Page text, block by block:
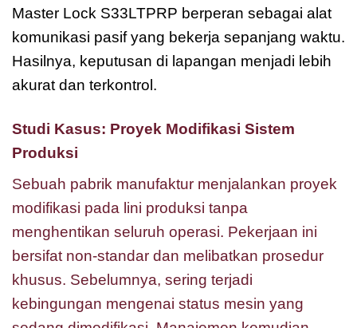
Master Lock S33LTPRP berperan sebagai alat
komunikasi pasif yang bekerja sepanjang waktu.
Hasilnya, keputusan di lapangan menjadi lebih
akurat dan terkontrol.
Studi Kasus: Proyek Modifikasi Sistem
Produksi
Sebuah pabrik manufaktur menjalankan proyek
modifikasi pada lini produksi tanpa
menghentikan seluruh operasi. Pekerjaan ini
bersifat non-standar dan melibatkan prosedur
khusus. Sebelumnya, sering terjadi
kebingungan mengenai status mesin yang